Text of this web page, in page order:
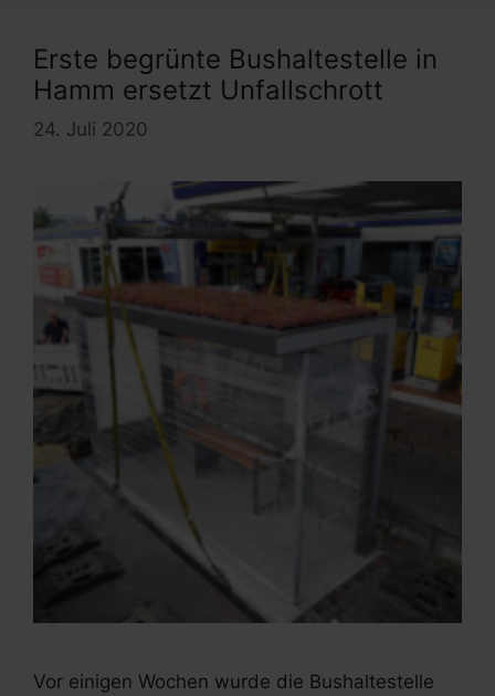
Erste begrünte Bushaltestelle in
Hamm ersetzt Unfallschrott
24. Juli 2020
Vor einigen Wochen wurde die Bushaltestelle